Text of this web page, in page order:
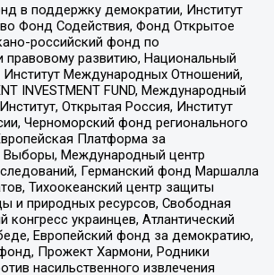
в поддержку демократии, Институт
Фонд Содействия, Фонд Открытое
российский фонд по
правовому развитию, Национальный
Международных Отношений,
INVESTMENT FUND, Международный
Открытая Россия, Институт
Черноморский фонд регионального
Платформа за
Выборы, Международный центр
Германский фонд Маршалла
Тихоокеанский центр защиты
и природных ресурсов, Свободная
конгресс украинцев, Атлантический
Европейский фонд за демократию,
Прожект Хармони, Родники
насильственного извлечения